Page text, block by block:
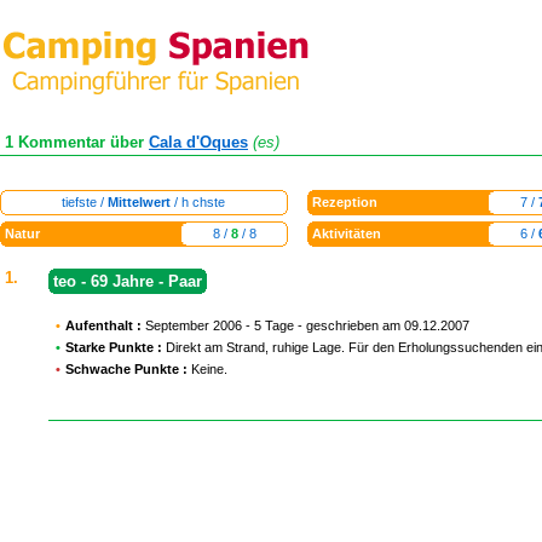
1 Kommentar über Cala d'Oques (es)
tiefste /Mittelwert / h chste Rezeption 7 /
Natur 8 / 8 / 8 Aktivitäten 6 /
1. teo - 69 Jahre - Paar
• Aufenthalt : September 2006 - 5 Tage - geschrieben am 09.12.2007
• Starke Punkte : Direkt am Strand, ruhige Lage. Für den Erholungssuchenden
• Schwache Punkte : Keine.